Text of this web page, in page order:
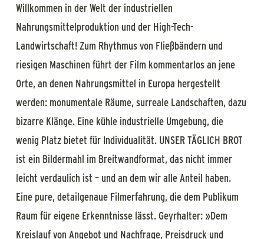
Willkommen in der Welt der industriellen
Nahrungsmittelproduktion und der High-Tech-
Landwirtschaft! Zum Rhythmus von Fließbändern und
riesigen Maschinen führt der Film kommentarlos an jene
Orte, an denen Nahrungsmittel in Europa hergestellt
werden: monumentale Räume, surreale Landschaften, dazu
bizarre Klänge. Eine kühle industrielle Umgebung, die
wenig Platz bietet für Individualität. UNSER TÄGLICH BROT
ist ein Bildermahl im Breitwandformat, das nicht immer
leicht verdaulich ist – und an dem wir alle Anteil haben.
Eine pure, detailgenaue Filmerfahrung, die dem Publikum
Raum für eigene Erkenntnisse lässt. Geyrhalter: »Dem
Kreislauf von Angebot und Nachfrage, Preisdruck und